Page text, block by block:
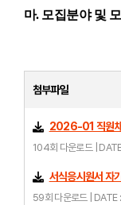
마. 모집분야 및
첨부파일
2026-01 직원
104회 다운로드 |
서식응시원서 자
59회 다운로드 |